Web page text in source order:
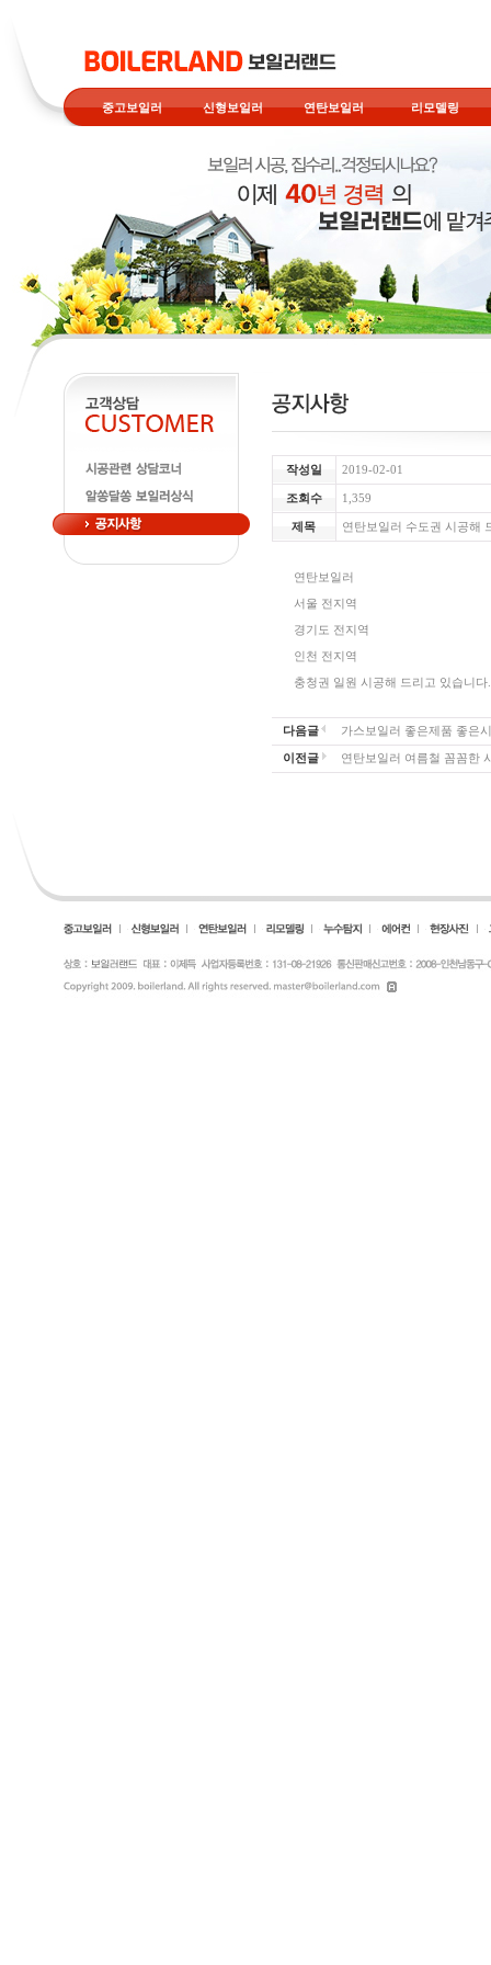
중고보일러 신형보일러 연탄보일러 리모델링
작성일 2019-02-01
조회수 1,359
제목 연탄보일러 수도권 시공해
연탄보일러
서울 전지역
경기도 전지역
인천 전지역
충청권 일원 시공해 드리고 있습니다.
다음글 가스보일러 좋은제품 좋은
이전글 연탄보일러 여름철 꼼꼼한